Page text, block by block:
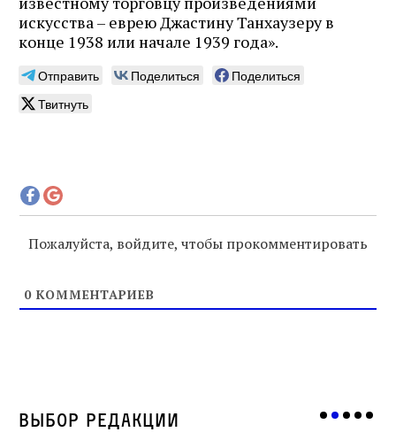
искусства – еврею Джастину Танхаузеру в
конце 1938 или начале 1939 года».
Отправить Поделиться
Поделиться
Твитнуть
Пожалуйста, войдите, чтобы прокомментировать
0 КОММЕНТАРИЕВ
Выбор редакции